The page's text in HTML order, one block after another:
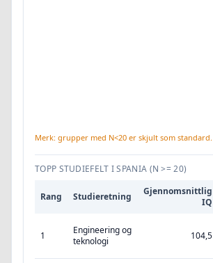
Merk: grupper med N<20 er skjult som standard.
TOPP STUDIEFELT I SPANIA (N >= 20)
Rang Studieretning
Gjennomsnittlig
IQ
1
Engineering og
teknologi
104,5